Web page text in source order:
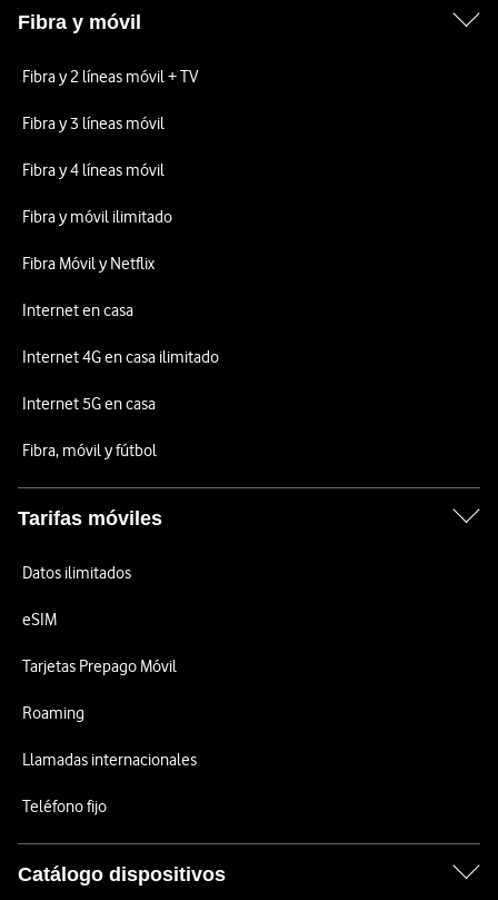
Fibra y móvil
Fibra y 2 líneas móvil + TV
Fibra y 3 líneas móvil
Fibra y 4 líneas móvil
Fibra y móvil ilimitado
Fibra Móvil y Netflix
Internet en casa
Internet 4G en casa ilimitado
Internet 5G en casa
Fibra, móvil y fútbol
Tarifas móviles
Datos ilimitados
eSIM
Tarjetas Prepago Móvil
Roaming
Llamadas internacionales
Teléfono fijo
Catálogo dispositivos